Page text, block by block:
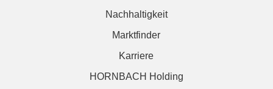
Nachhaltigkeit
Marktfinder
Karriere
HORNBACH Holding